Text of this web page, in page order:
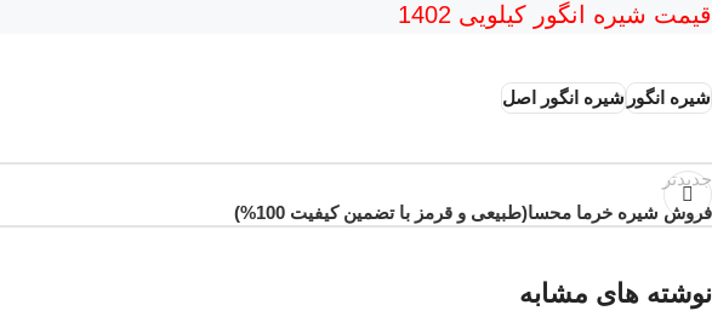
قیمت شیره انگور کیلویی 1402
شیره انگور شیره انگور اصل
جدیدتر
فروش شیره خرما محسا(طبیعی و قرمز با تضمین کیفیت 100%)
نوشته های مشابه